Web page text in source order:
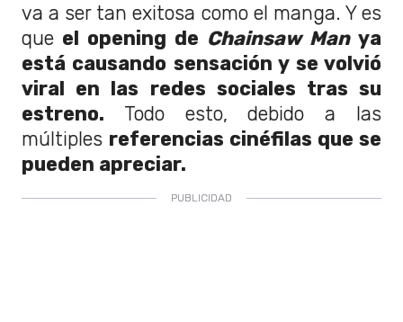
va a ser tan exitosa como el manga. Y es
que el opening de Chainsaw Man ya
está causando sensación y se volvió
viral en las redes sociales tras su
estreno. Todo esto, debido a las
múltiples referencias cinéfilas que se
pueden apreciar.